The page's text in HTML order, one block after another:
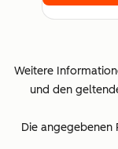
Weitere
und den
Die angegebenen